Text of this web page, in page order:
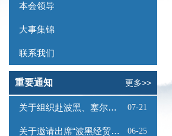
本会领导
大事集锦
联系我们
重要通知 更多>>
关于组织赴波黑、塞尔维亚商务考察的函 07-21
关于邀请出席“波黑经贸投资推介会”的函 06-25